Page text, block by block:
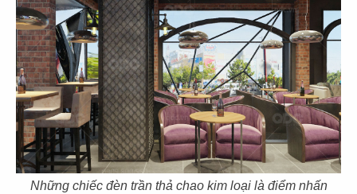
Những chiếc đèn trần thả chao kim loại là điểm nhấn
53
BẮC KIM THANG
CN Marina IFC
54
BẮC KIM THANG
CN Thiso Mall Sala